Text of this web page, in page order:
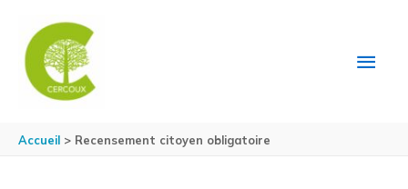
Accueil Recensement citoyen obligatoire